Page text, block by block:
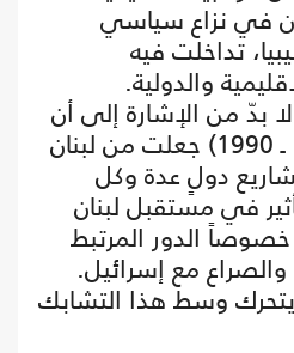
في نزاع سياسي
تداخلت فيه
والدولية.
بدّ من الإشارة إلى أن
الحرب الأهلية (1975 ـ 1990) جعلت من لبنان
دولٍ عدة وكل
في مستقبل لبنان
الدور المرتبط
مع إسرائيل.
وسط هذا التشابك